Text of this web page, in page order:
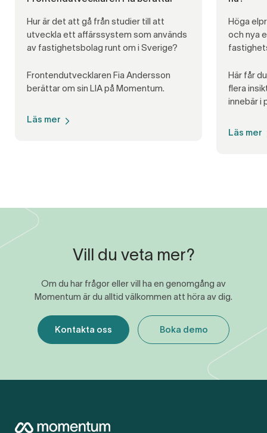
Hur är det att gå från studier till att
utveckla ett affärssystem som används
av fastighetsbolag runt om i Sverige?
Frontendutvecklaren Fia Andersson
berättar om sin LIA på Momentum.
Läs mer
Höga
och nya
Här får
flera
innebär i
Läs mer
Vill du veta mer?
Om du har frågor eller vill ha en genomgång av
Momentum är du alltid välkommen att höra av dig.
Kontakta oss Boka demo